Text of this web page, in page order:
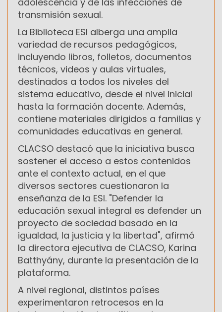
transmisión sexual.
La Biblioteca ESI alberga una amplia
variedad de recursos pedagógicos,
incluyendo libros, folletos, documentos
técnicos, videos y aulas virtuales,
destinados a todos los niveles del
sistema educativo, desde el nivel inicial
hasta la formación docente. Además,
contiene materiales dirigidos a familias y
comunidades educativas en general.
CLACSO destacó que la iniciativa busca
sostener el acceso a estos contenidos
ante el contexto actual, en el que
diversos sectores cuestionaron la
enseñanza de la ESI. "Defender la
educación sexual integral es defender un
proyecto de sociedad basado en la
igualdad, la justicia y la libertad", afirmó
la directora ejecutiva de CLACSO, Karina
Batthyány, durante la presentación de la
plataforma.
A nivel regional, distintos países
experimentaron retrocesos en la